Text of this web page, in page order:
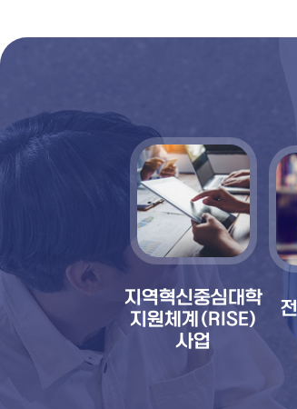
지역혁신중심대학
지원체계(RISE)
사업